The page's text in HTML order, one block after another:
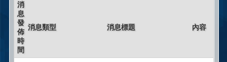
消
息
發
佈
時
間
消息類型 消息標題 內容